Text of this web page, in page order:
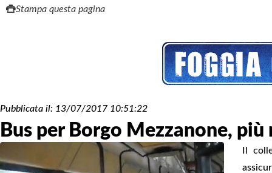
Stampa questa pagina
Pubblicata il: 13/07/2017 10:51:22
Bus per Borgo Mezzanone, più
Il